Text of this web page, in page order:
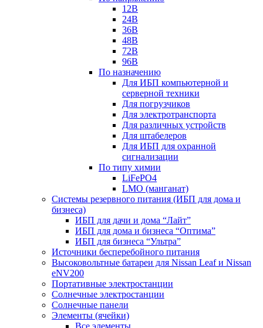
12В
24В
36В
48В
72В
96В
По назначению
Для ИБП компьютерной и
серверной техники
Для погрузчиков
Для электротранспорта
Для различных устройств
Для штабелеров
Для ИБП для охранной
сигнализации
По типу химии
LiFePO4
LMO (манганат)
Системы резервного питания (ИБП для дома и
бизнеса)
ИБП для дачи и дома “Лайт”
ИБП для дома и бизнеса “Оптима”
ИБП для бизнеса “Ультра”
Источники бесперебойного питания
Высоковольтные батареи для Nissan Leaf и Nissan
eNV200
Портативные электростанции
Солнечные электростанции
Солнечные панели
Элементы (ячейки)
Все элементы